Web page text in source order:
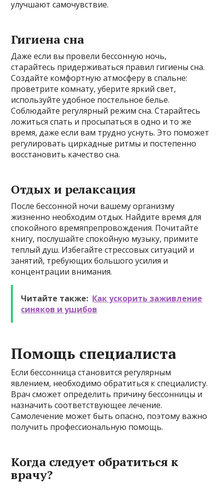
улучшают самочувствие.
Гигиена сна
Даже если вы провели бессонную ночь,
старайтесь придерживаться правил гигиены сна.
Создайте комфортную атмосферу в спальне:
проветрите комнату, уберите яркий свет,
используйте удобное постельное белье.
Соблюдайте регулярный режим сна. Старайтесь
ложиться спать и просыпаться в одно и то же
время, даже если вам трудно уснуть. Это поможет
регулировать циркадные ритмы и постепенно
восстановить качество сна.
Отдых и релаксация
После бессонной ночи вашему организму
жизненно необходим отдых. Найдите время для
спокойного времяпрепровождения. Почитайте
книгу, послушайте спокойную музыку, примите
теплый душ. Избегайте стрессовых ситуаций и
занятий, требующих большого усилия и
концентрации внимания.
Читайте также: Как ускорить заживление
синяков и ушибов
Помощь специалиста
Если бессонница становится регулярным
явлением, необходимо обратиться к специалисту.
Врач сможет определить причину бессонницы и
назначить соответствующее лечение.
Самолечение может быть опасно, поэтому важно
получить профессиональную помощь.
Когда следует обратиться к
врачу?